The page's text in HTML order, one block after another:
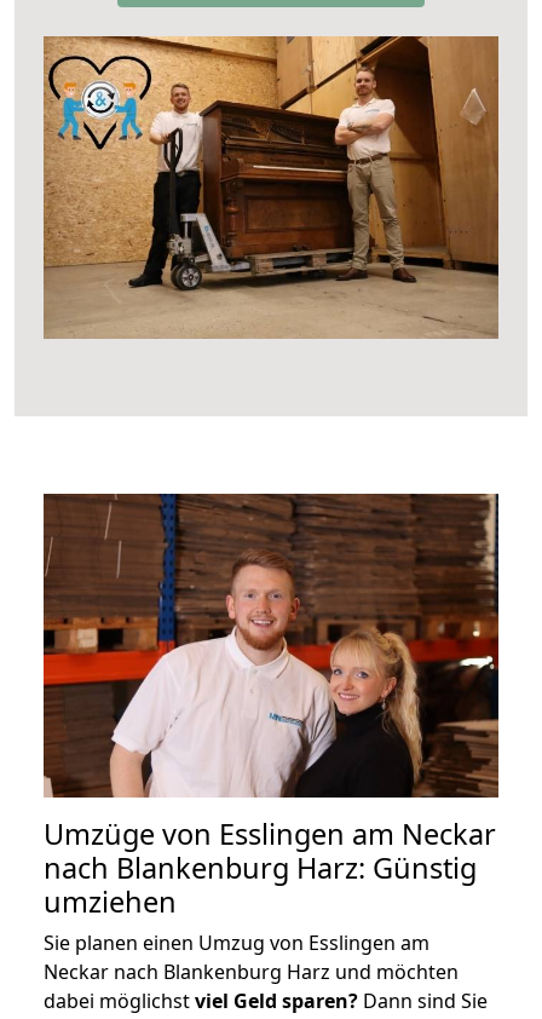
Umzüge von Esslingen am Neckar
nach Blankenburg Harz: Günstig
umziehen
Sie planen einen Umzug von Esslingen am
Neckar nach Blankenburg Harz und möchten
dabei möglichstviel Geld sparen? Dann sind Sie